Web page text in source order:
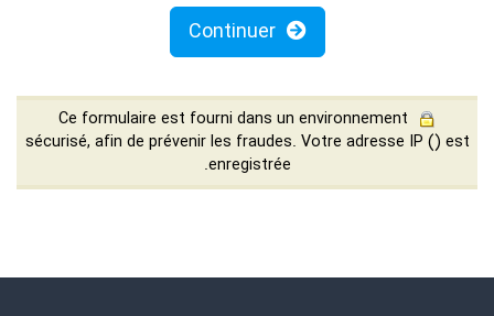
Continuer
Ce formulaire est fourni dans un environnement
sécurisé, afin de prévenir les fraudes. Votre adresse IP () est
enregistrée.